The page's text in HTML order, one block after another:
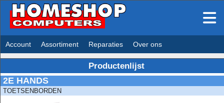
Account Assortiment Reparaties Over ons
Productenlijst
2E HANDS
TOETSENBORDEN